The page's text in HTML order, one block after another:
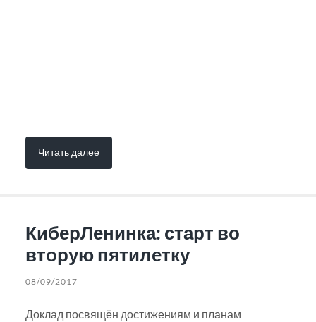
Читать далее
КиберЛенинка: старт во
вторую пятилетку
08/09/2017
Доклад посвящён достижениям и планам